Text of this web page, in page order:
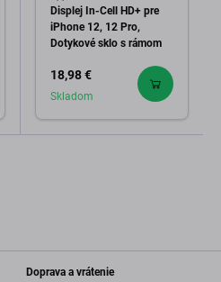
Displej In-Cell HD+ pre
iPhone 12, 12 Pro,
Dotykové sklo s rámom
18,98 €
Skladom
Doprava a vrátenie